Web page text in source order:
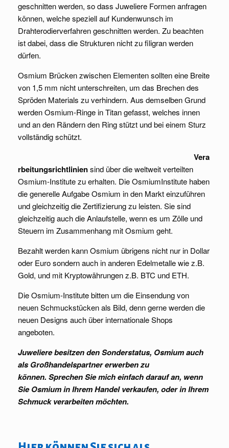
geschnitten werden, so dass Juweliere Formen anfragen
können, welche speziell auf Kundenwunsch im
Drahterodierverfahren geschnitten werden. Zu beachten
ist dabei, dass die Strukturen nicht zu filigran werden
dürfen.
Osmium Brücken zwischen Elementen sollten eine Breite
von 1,5 mm nicht unterschreiten, um das Brechen des
Spröden Materials zu verhindern. Aus demselben Grund
werden Osmium-Ringe in Titan gefasst, welches innen
und an den Rändern den Ring stützt und bei einem Sturz
vollständig schützt.
Vera
rbeitungsrichtliniensind über die weltweit verteilten
Osmium-Institute zu erhalten. Die OsmiumInstitute haben
die generelle Aufgabe Osmium in den Markt einzuführen
und gleichzeitig die Zertifizierung zu leisten. Sie sind
gleichzeitig auch die Anlaufstelle, wenn es um Zölle und
Steuern im Zusammenhang mit Osmium geht.
Bezahlt werden kann Osmium übrigens nicht nur in Dollar
oder Euro sondern auch in anderen Edelmetalle wie z.B.
Gold, und mit Kryptowährungen z.B. BTC und ETH.
Die Osmium-Institute bitten um die Einsendung von
neuen Schmuckstücken als Bild, denn gerne werden die
neuen Designs auch über internationale Shops
angeboten.
Juweliere besitzen den Sonderstatus, Osmium auch
als Großhandelspartner erwerben zu
können. Sprechen Sie mich einfach darauf an, wenn
Sie Osmium in Ihrem Handel verkaufen, oder in Ihrem
Schmuck verarbeiten möchten.